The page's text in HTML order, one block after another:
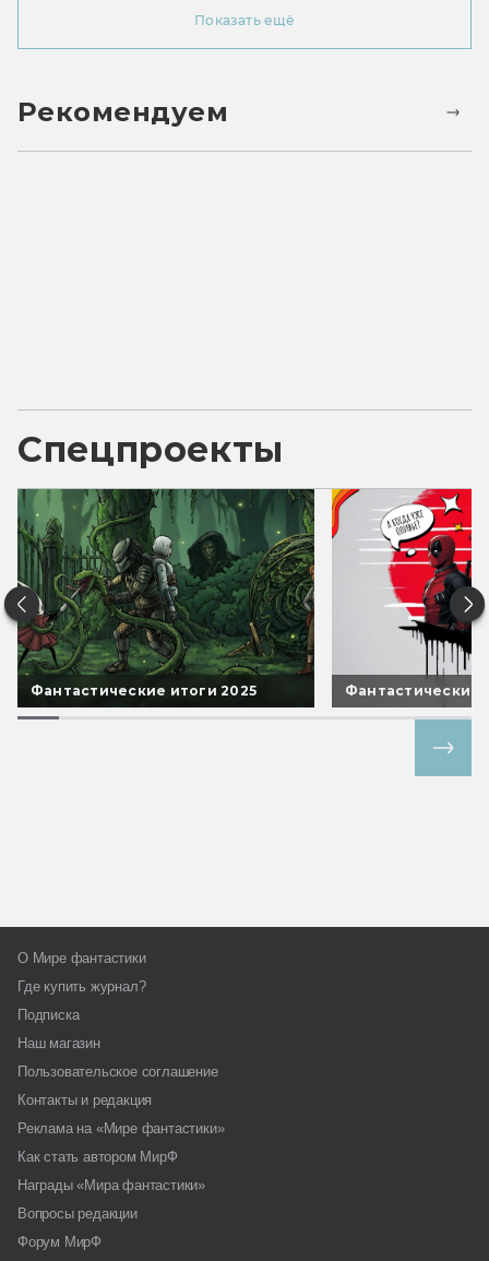
Показать ещё
Рекомендуем
Спецпроекты
Фантастические итоги 2025 Фантастические
О Мире фантастики
Где купить журнал?
Подписка
Наш магазин
Пользовательское соглашение
Контакты и редакция
Реклама на «Мире фантастики»
Как стать автором МирФ
Награды «Мира фантастики»
Вопросы редакции
Форум МирФ